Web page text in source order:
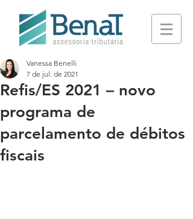
Refis/ES 2021 – novo
programa de
parcelamento de débitos
fiscais
Vanessa Benelli
7 de jul. de 2021